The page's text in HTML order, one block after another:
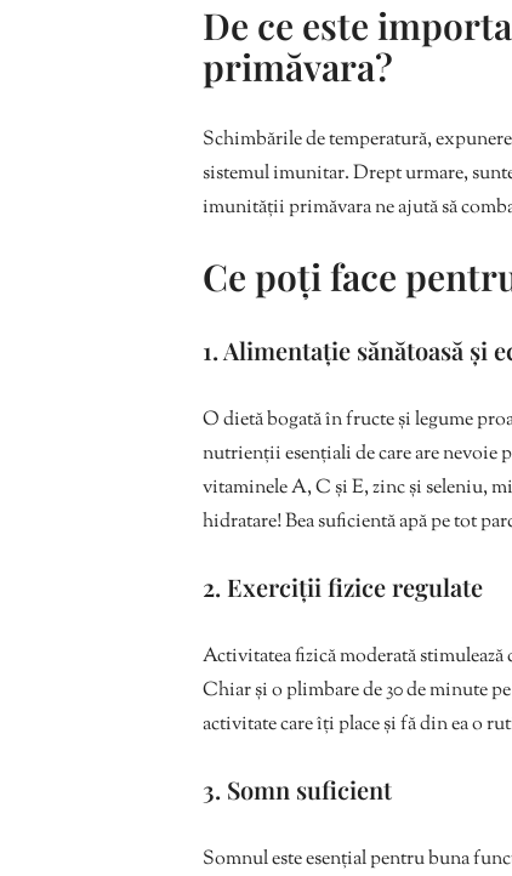
De ce este
primăvara?
Schimbările de temperatură,
sistemul imunitar. Drept urmare,
imunității primăvara ne ajută să
Ce poți face
1. Alimentație sănătoasă și
O dietă bogată în fructe și legume
nutrienții esențiali de care are
vitaminele A, C și E, zinc și seleniu,
hidratare! Bea suficientă apă pe tot
2. Exerciții fizice regulate
Activitatea fizică moderată
Chiar și o plimbare de 30 de minute
activitate care îți place și fă din ea o
3. Somn suficient
Somnul este esențial pentru buna